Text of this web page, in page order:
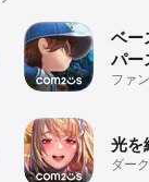
ベー
パー
ファ
光を
ダー